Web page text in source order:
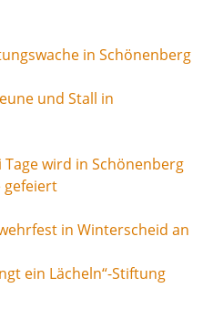
in Schönenberg
und Stall in
wird in Schönenberg
gefeiert
in Winterscheid an
ein Lächeln“-Stiftung